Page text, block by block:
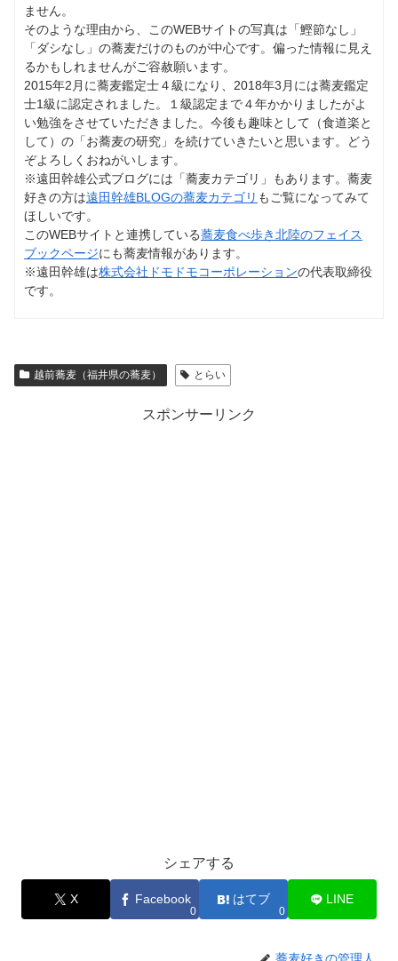
ません。
そのような理由から、このWEBサイトの写真は「鰹節なし」
「ダシなし」の蕎麦だけのものが中心です。偏った情報に見え
るかもしれませんがご容赦願います。
2015年2月に蕎麦鑑定士４級になり、2018年3月には蕎麦鑑定
士1級に認定されました。１級認定まで４年かかりましたがよ
い勉強をさせていただきました。今後も趣味として（食道楽と
して）の「お蕎麦の研究」を続けていきたいと思います。どう
ぞよろしくおねがいします。
※遠田幹雄公式ブログには「蕎麦カテゴリ」もあります。蕎麦
好きの方は遠田幹雄BLOGの蕎麦カテゴリ もご覧になってみて
ほしいです。
このWEBサイトと連携している蕎麦食べ歩き北陸のフェイス
ブックページにも蕎麦情報があります。
※遠田幹雄は株式会社ドモドモコーポレーションの代表取締役
です。
越前蕎麦（福井県の蕎麦） とらい
スポンサーリンク
シェアする
X Facebook
0
はてブ
0
LINE